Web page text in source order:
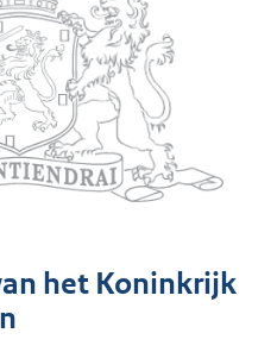
het Koninkrijk